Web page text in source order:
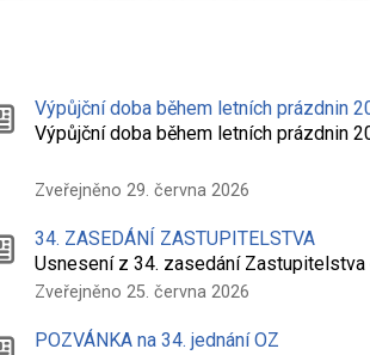
Výpůjční doba během letních prázdnin
Výpůjční doba během letních prázdnin
Zveřejněno 29. června 2026
34. ZASEDÁNÍ ZASTUPITELSTVA
Usnesení z 34. zasedání
Zveřejněno 25. června 2026
POZVÁNKA na 34. jednání OZ